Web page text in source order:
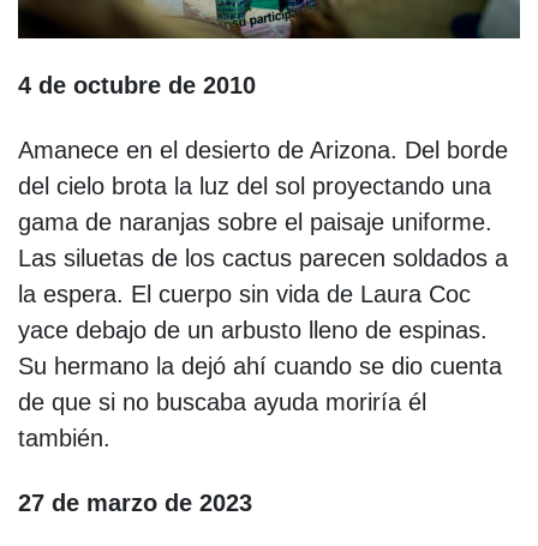
4 de octubre de 2010
Amanece en el desierto de Arizona. Del borde
del cielo brota la luz del sol proyectando una
gama de naranjas sobre el paisaje uniforme.
Las siluetas de los cactus parecen soldados a
la espera. El cuerpo sin vida de Laura Coc
yace debajo de un arbusto lleno de espinas.
Su hermano la dejó ahí cuando se dio cuenta
de que si no buscaba ayuda moriría él
también.
27 de marzo de 2023